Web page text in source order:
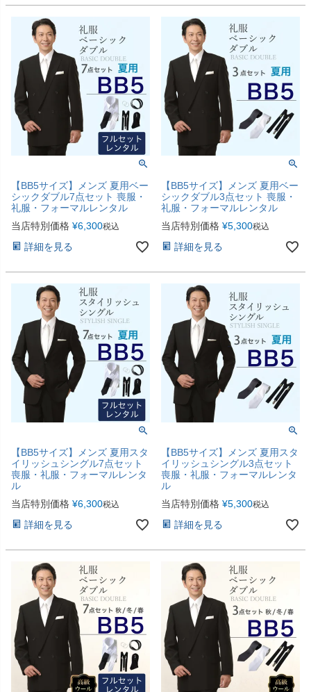
【BB5サイズ】メンズ 夏用ベー
シックダブル7点セット 喪服・
礼服・フォーマルレンタル
当店特別価格 ¥6,300税込
詳細を見る
【BB5サイズ】メンズ 夏用ベー
シックダブル3点セット 喪服・
礼服・フォーマルレンタル
当店特別価格 ¥5,300税込
詳細を見る
【BB5サイズ】メンズ 夏用スタ
イリッシュシングル7点セット
喪服・礼服・フォーマルレンタ
ル
当店特別価格 ¥6,300税込
詳細を見る
【BB5サイズ】メンズ 夏用スタ
イリッシュシングル3点セット
喪服・礼服・フォーマルレンタ
ル
当店特別価格 ¥5,300税込
詳細を見る